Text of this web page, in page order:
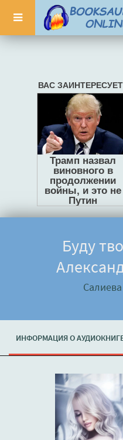
Буду
ИНФОРМАЦИЯ О